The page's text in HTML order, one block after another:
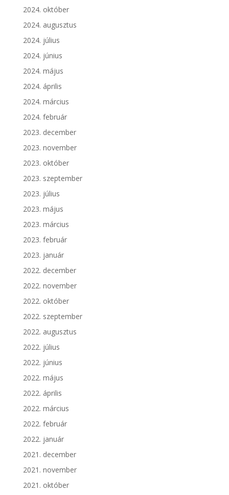
2024. október
2024. augusztus
2024. július
2024. június
2024. május
2024. április
2024. március
2024. február
2023. december
2023. november
2023. október
2023. szeptember
2023. július
2023. május
2023. március
2023. február
2023. január
2022. december
2022. november
2022. október
2022. szeptember
2022. augusztus
2022. július
2022. június
2022. május
2022. április
2022. március
2022. február
2022. január
2021. december
2021. november
2021. október